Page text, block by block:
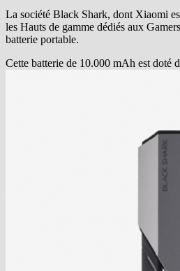
La société Black Shark, dont Xiaomi
les Hauts de gamme dédiés aux
batterie portable.
Cette batterie de 10.000 mAh est doté